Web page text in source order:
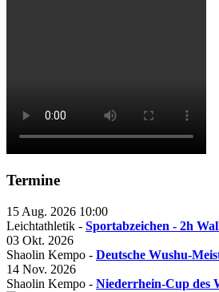
Termine
15 Aug. 2026 10:00
Leichtathletik - Sportabzeichen - 2h
03 Okt. 2026
Shaolin Kempo - Deutsche Wushu-
14 Nov. 2026
Shaolin Kempo - Niederrhein-Cup des